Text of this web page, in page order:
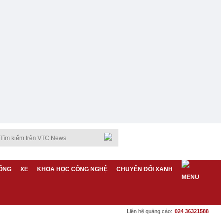
XE KHOA HỌC CÔNG NGHỆ CHUYỂN ĐỔI XANH
Liên hệ quảng cáo: 024 36321588